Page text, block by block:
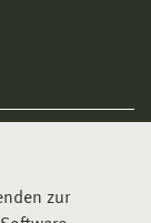
zur